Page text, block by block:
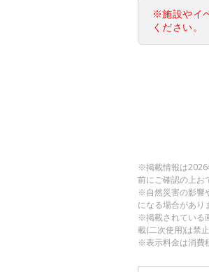
※施設やイ
ください。
※掲載情報は2026
前にご確認の上お
※自然災害の影響
になる場合があり
※掲載されている
載(二次使用)は禁止
※表示料金は消費